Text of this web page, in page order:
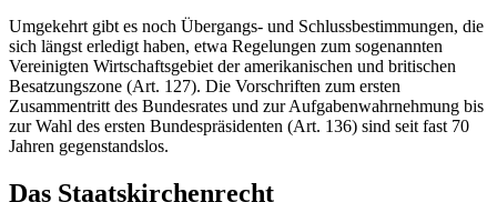
Umgekehrt gibt es noch Übergangs- und Schlussbestimmungen, die
sich längst erledigt haben, etwa Regelungen zum sogenannten
Vereinigten Wirtschaftsgebiet der amerikanischen und britischen
Besatzungszone (Art. 127). Die Vorschriften zum ersten
Zusammentritt des Bundesrates und zur Aufgabenwahrnehmung bis
zur Wahl des ersten Bundespräsidenten (Art. 136) sind seit fast 70
Jahren gegenstandslos.
Das Staatskirchenrecht